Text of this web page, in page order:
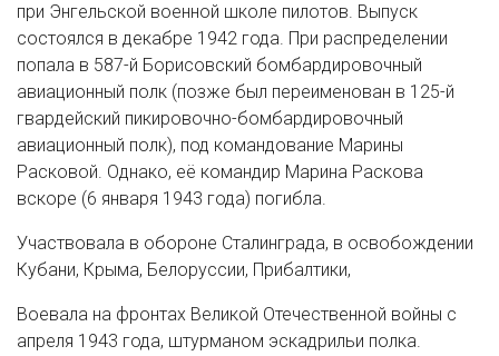
при Энгельской военной школе пилотов. Выпуск
состоялся в декабре 1942 года. При распределении
попала в 587-й Борисовский бомбардировочный
авиационный полк (позже был переименован в 125-й
гвардейский пикировочно-бомбардировочный
авиационный полк), под командование Марины
Расковой. Однако, её командир Марина Раскова
вскоре (6 января 1943 года) погибла.
Участвовала в обороне Сталинграда, в освобождении
Кубани, Крыма, Белоруссии, Прибалтики,
Воевала на фронтах Великой Отечественной войны с
апреля 1943 года, штурманом эскадрильи полка.